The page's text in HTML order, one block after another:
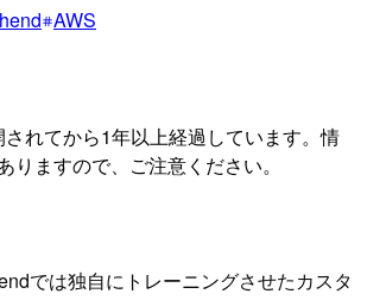
AWS
されてから1年以上経過しています。情
りますので、ご注意ください。
では独自にトレーニングさせたカスタ